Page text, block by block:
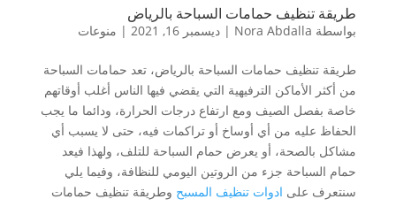
طريقة تنظيف حمامات السباحة بالرياض
بواسطة Nora Abdalla
| ديسمبر 16, 2021 | منوعات
طريقة تنظيف حمامات السباحة بالرياض، تعد حمامات السباحة
من أكثر الأماكن الترفيهية التي يقضي فيها الناس أغلب أوقاتهم
خاصة بفصل الصيف ومع ارتفاع درجات الحرارة، ودائما ما يجب
الحفاظ عليه من أي أوساخ أو تراكمات فيه، حتى لا يسبب أي
مشاكل بالصحة، أو يعرض حمام السباحة للتلف، ولهذا فيعد
حمام السباحة جزء من الروتين اليومي للنظافة، وفيما يلي
سنتعرف على ادوات تنظيف المسبح وطريقة تنظيف حمامات